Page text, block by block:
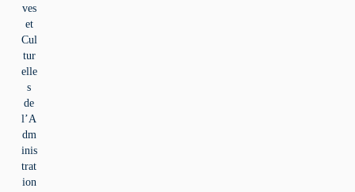
ves
et
Cul
tur
elle
s
de
l’A
dm
inis
trat
ion